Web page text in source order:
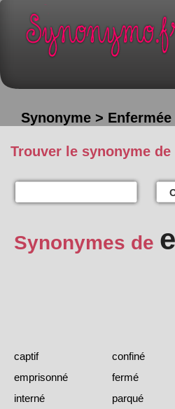
Synonyme > Enfermée
Trouver le synonyme de
Synonymes de
captif
confiné
emprisonné
fermé
interné
parqué